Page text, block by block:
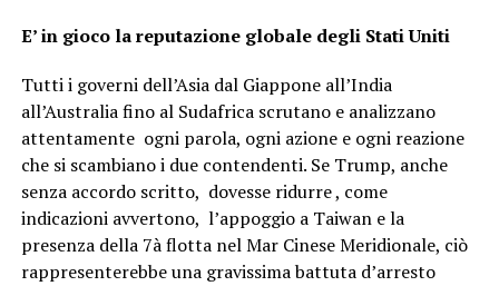
E’ in gioco la reputazione globale degli Stati Uniti
Tutti i governi dell’Asia dal Giappone all’India
all’Australia fino al Sudafrica scrutano e analizzano
attentamente ogni parola, ogni azione e ogni reazione
che si scambiano i due contendenti. Se Trump, anche
senza accordo scritto, dovesse ridurre , come
indicazioni avvertono, l’appoggio a Taiwan e la
presenza della 7à flotta nel Mar Cinese Meridionale, ciò
rappresenterebbe una gravissima battuta d’arresto